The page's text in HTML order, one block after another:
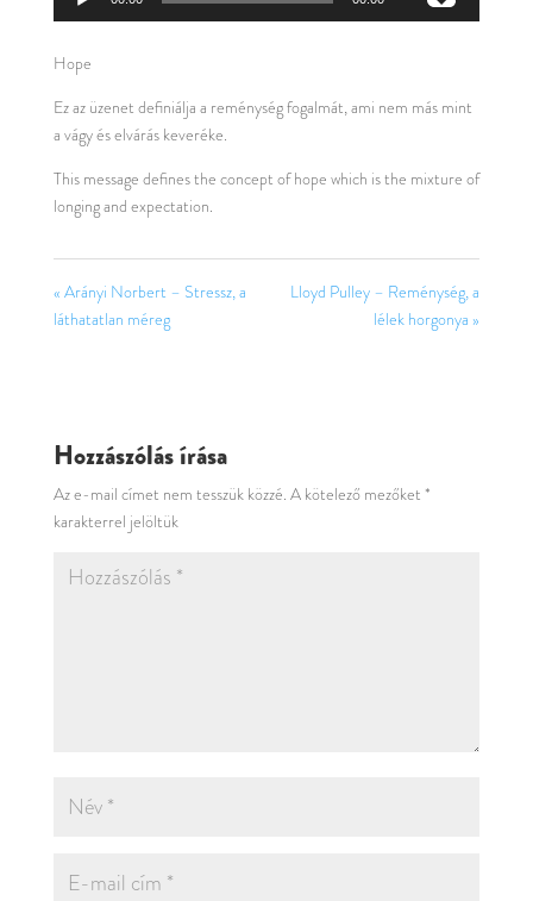
Hope
Ez az üzenet definiálja a reménység fogalmát, ami nem más mint
a vágy és elvárás keveréke.
This message defines the concept of hope which is the mixture of
longing and expectation.
« Arányi Norbert – Stressz, a
láthatatlan méreg
Lloyd Pulley – Reménység, a
lélek horgonya »
Hozzászólás írása
Az e-mail címet nem tesszük közzé. A kötelező mezőket *
karakterrel jelöltük